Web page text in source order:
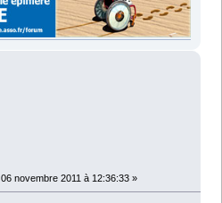
06 novembre 2011 à 12:36:33 »